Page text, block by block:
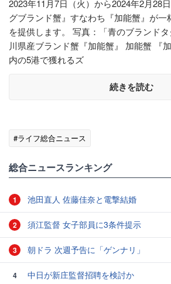
2023年11月7日（火）から2024年2月28
グブランド蟹』すなわち『加能蟹』が一
を提供します。 写真：「青のブランド
川県産ブランド蟹『加能蟹』 加能蟹 『
内の5港で獲れるズ
続きを読む
#ライフ総合ニュース
総合ニュースランキング
1 池田直人 佐藤佳奈と電撃結婚
2 須江監督 女子部員に3条件提示
3 朝ドラ 次週予告に「ゲンナリ」
4 中日が新庄監督招聘を検討か